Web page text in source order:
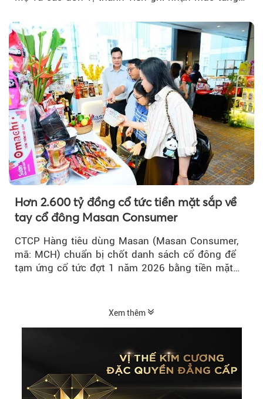
Hơn 2.600 tỷ đồng cổ tức tiền mặt sắp về
tay cổ đông Masan Consumer
CTCP Hàng tiêu dùng Masan (Masan Consumer,
mã: MCH) chuẩn bị chốt danh sách cổ đông để
tạm ứng cổ tức đợt 1 năm 2026 bằng tiền mặt
Xem thêm